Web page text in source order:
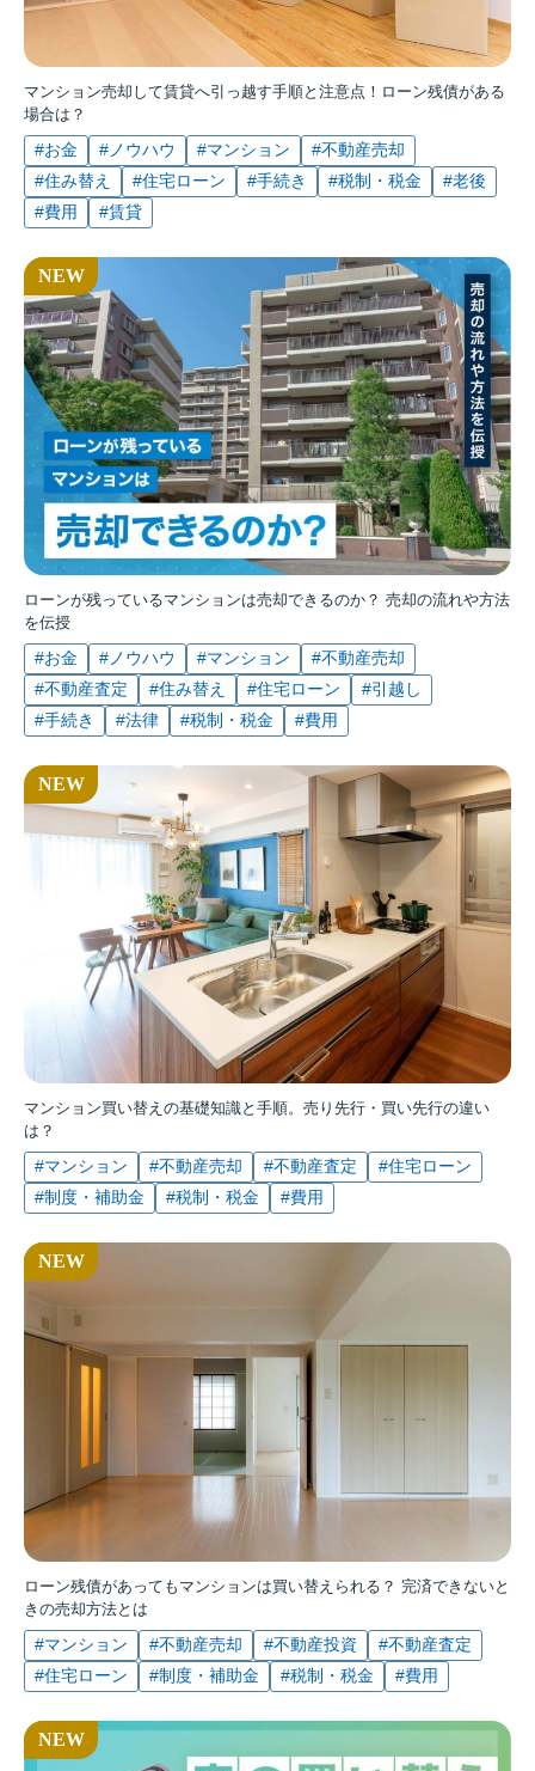
マンション売却して賃貸へ引っ越す手順と注意点！ローン残債がある
場合は？
#お金 #ノウハウ #マンション
#不動産売却
#住み替え
#住宅ローン #手続き #税制・税金
#老後
#費用
#賃貸
ローンが残っているマンションは売却できるのか？ 売却の流れや方法
を伝授
#お金 #ノウハウ #マンション
#不動産売却
#不動産査定
#住み替え #住宅ローン
#引越し
#手続き
#法律 #税制・税金 #費用
マンション買い替えの基礎知識と手順。売り先行・買い先行の違い
は？
#マンション #不動産売却 #不動産査定
#住宅ローン
#制度・補助金
#税制・税金 #費用
ローン残債があってもマンションは買い替えられる？ 完済できないと
きの売却方法とは
#マンション #不動産売却 #不動産投資
#不動産査定
#住宅ローン
#制度・補助金 #税制・税金 #費用